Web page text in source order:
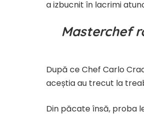
a izbucnit în lacrimi
Masterchef
​După ce Chef Carlo
aceștia au trecut la
Din păcate însă, proba